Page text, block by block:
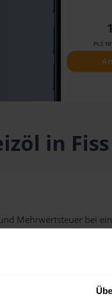
in Fiss
Mehrwertsteuer bei